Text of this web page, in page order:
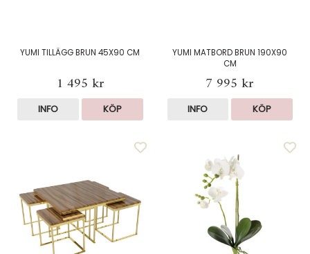
YUMI TILLÄGG BRUN 45X90 CM
1 495 kr
INFO KÖP
YUMI MATBORD BRUN 190X90
CM
7 995 kr
INFO KÖP